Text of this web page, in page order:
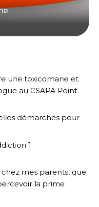
une toxicomane et
au CSAPA Point-
démarches pour
1
chez mes parents, que
la prime